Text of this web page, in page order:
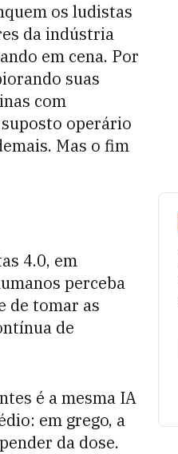
os ludistas
da indústria
em cena. Por
suas
com
operário
Mas o fim
4.0, em
perceba
de tomar as
de
é a mesma IA
em grego, a
da dose.